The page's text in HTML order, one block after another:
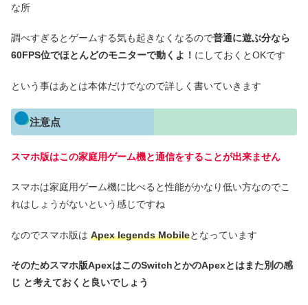
な所
調べすぎるとゲームする気も起きなくなるので普通に遊ぶ分なら
60FPS位でほとんどのモニターで動くよ！ にしておくとOKです
という事はあとは本体だけでなので詳しく書いていきます
注意点
スマホ版はこの家庭用ゲーム機と通信をすることが出来ません
スマホは家庭用ゲーム機に比べると性能がかなり低い方なのでこ
れはしょうがないという感じですね
なのでスマホ版は Apex legends Mobileとなっています
そのためスマホ版ApexはこのSwitchとかのApexとはまた別の感
じ と考えておくと良いでしょう